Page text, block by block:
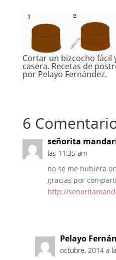
Cortar un bizcocho fácil
casera. Recetas de
por Pelayo Fernández.
6
señorita
las 11:35 am
no se me hubiera
gracias por
http://
Pelayo
octubre, 2014 a